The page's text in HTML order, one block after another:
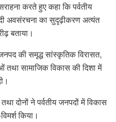
करते हुए कहा कि पर्वतीय
अवसंरचना का सुदृढ़ीकरण अत्यंत
बताया।
की समृद्ध सांस्कृतिक विरासत,
तथा सामाजिक विकास की दिशा में
तथा दोनों ने पर्वतीय जनपदों में विकास
किया।